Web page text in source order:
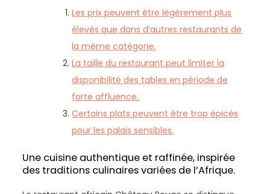
Les prix peuvent être légèrement plus
élevés que dans d’autres restaurants de
la même catégorie.
La taille du restaurant peut limiter la
disponibilité des tables en période de
forte affluence.
Certains plats peuvent être trop épicés
pour les palais sensibles.
Une cuisine authentique et raffinée, inspirée
des traditions culinaires variées de l’Afrique.